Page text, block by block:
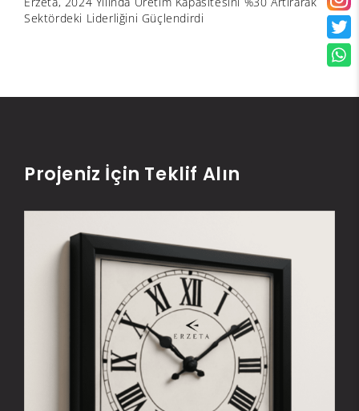
Sektördeki Liderliğini Güçlendirdi
Projeniz İçin Teklif Alın